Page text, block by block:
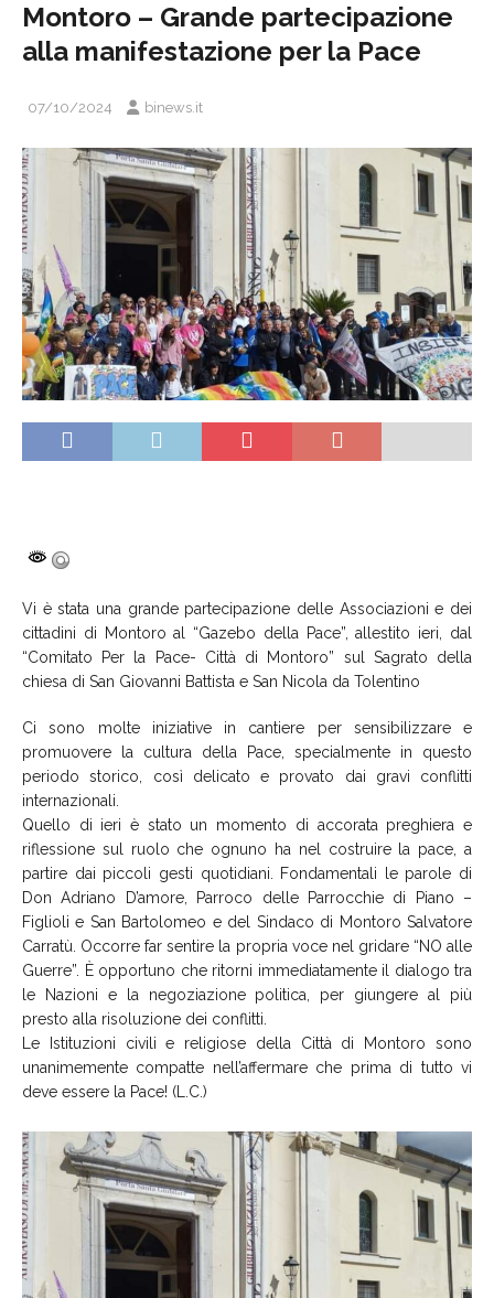
Montoro – Grande partecipazione
alla manifestazione per la Pace
07/10/2024 binews.it
Vi è stata una grande partecipazione delle Associazioni e dei
cittadini di Montoro al “Gazebo della Pace”, allestito ieri, dal
“Comitato Per la Pace- Città di Montoro” sul Sagrato della
chiesa di San Giovanni Battista e San Nicola da Tolentino
Ci sono molte iniziative in cantiere per sensibilizzare e
promuovere la cultura della Pace, specialmente in questo
periodo storico, così delicato e provato dai gravi conflitti
internazionali.
Quello di ieri è stato un momento di accorata preghiera e
riflessione sul ruolo che ognuno ha nel costruire la pace, a
partire dai piccoli gesti quotidiani. Fondamentali le parole di
Don Adriano D’amore, Parroco delle Parrocchie di Piano –
Figlioli e San Bartolomeo e del Sindaco di Montoro Salvatore
Carratù. Occorre far sentire la propria voce nel gridare “NO alle
Guerre”. È opportuno che ritorni immediatamente il dialogo tra
le Nazioni e la negoziazione politica, per giungere al più
presto alla risoluzione dei conflitti.
Le Istituzioni civili e religiose della Città di Montoro sono
unanimemente compatte nell’affermare che prima di tutto vi
deve essere la Pace! (L.C.)